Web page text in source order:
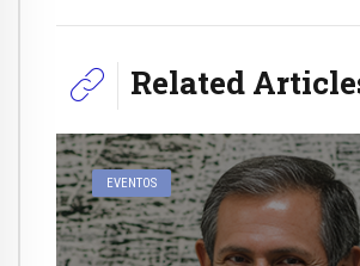
Related
EVENTOS